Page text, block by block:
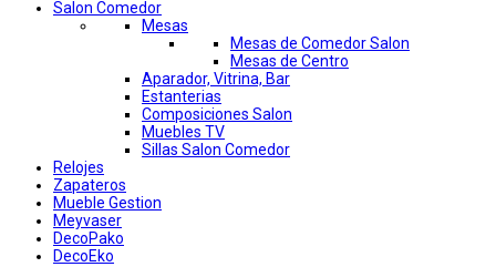
Salon Comedor
Mesas
Mesas de Comedor Salon
Mesas de Centro
Aparador, Vitrina, Bar
Estanterias
Composiciones Salon
Muebles TV
Sillas Salon Comedor
Relojes
Zapateros
Mueble Gestion
Meyvaser
DecoPako
DecoEko